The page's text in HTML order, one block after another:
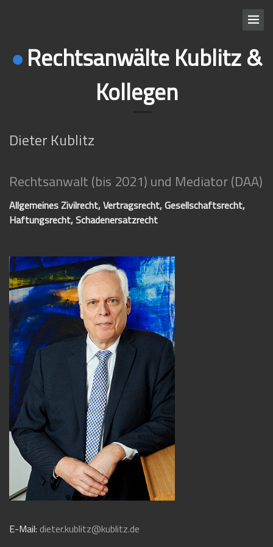
Rechtsanwälte Kublitz &
Kollegen
Dieter Kublitz
Rechtsanwalt (bis 2021) und Mediator (DAA)
Allgemeines Zivilrecht, Vertragsrecht, Gesellschaftsrecht,
Haftungsrecht, Schadenersatzrecht
E-Mail: dieter.kublitz@kublitz.de